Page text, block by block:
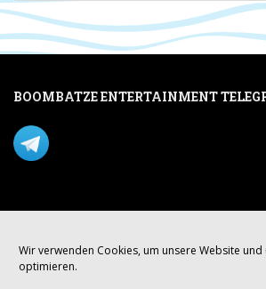
Wir verwenden Cookies, um unsere Website und
optimieren.
BOOMBATZE ENTERTAINMENT
Mastodon